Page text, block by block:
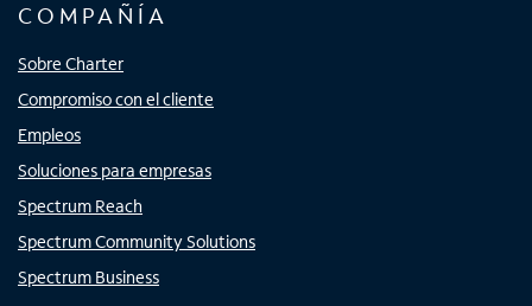
COMPAÑÍA
Sobre Charter
Compromiso con el cliente
Empleos
Soluciones para empresas
Spectrum Reach
Spectrum Community Solutions
Spectrum Business